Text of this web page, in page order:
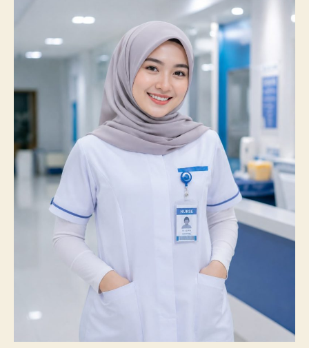
Catatkan
Prestasi
Membanggakan,
100%
Mahasiswanya
Kompetensi
Nasional